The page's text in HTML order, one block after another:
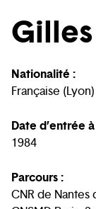
Nationalité :
Française (Lyon)
Date d’entrée
1984
Parcours :
CNR de Nantes